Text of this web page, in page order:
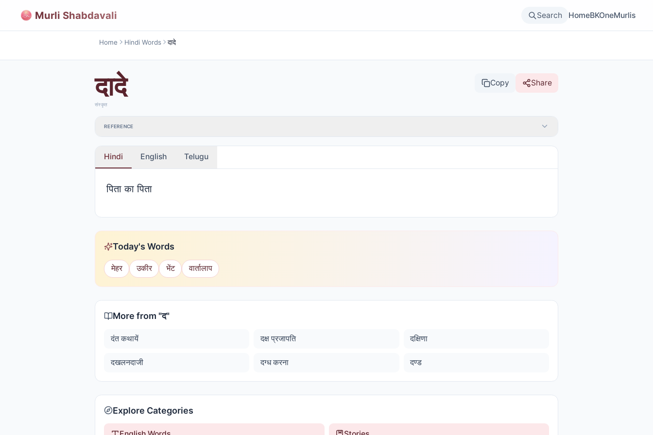
Murli Shabdavali Search HomeBKOneMurlis
Home Hindi Words दादे
दादे Copy Share
संस्कृत
REFERENCE
Hindi English Telugu
पिता का पिता
Today's Words
मेहर उकीर भेंट वार्तालाप
More from "द"
दंत कथायें दक्ष प्रजापति दक्षिणा
दखलनदाजी दग्ध करना दण्ड
Explore Categories